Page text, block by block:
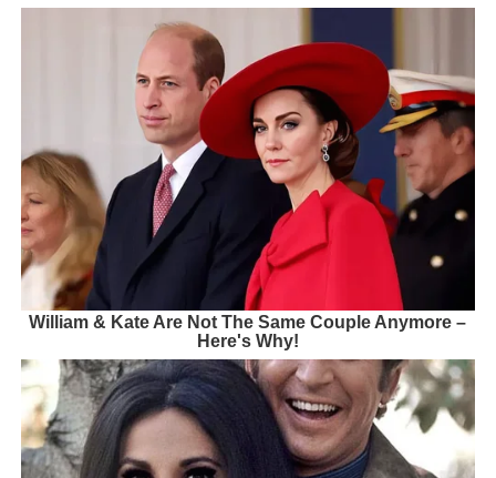
William & Kate Are Not The Same Couple Anymore –
Here's Why!